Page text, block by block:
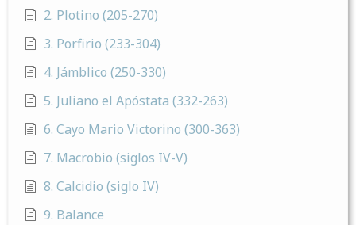
2. Plotino (205-270)
3. Porfirio (233-304)
4. Jámblico (250-330)
5. Juliano el Apóstata (332-263)
6. Cayo Mario Victorino (300-363)
7. Macrobio (siglos IV-V)
8. Calcidio (siglo IV)
9. Balance